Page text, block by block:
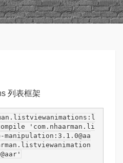
列表框架
'com.nhaarman.li